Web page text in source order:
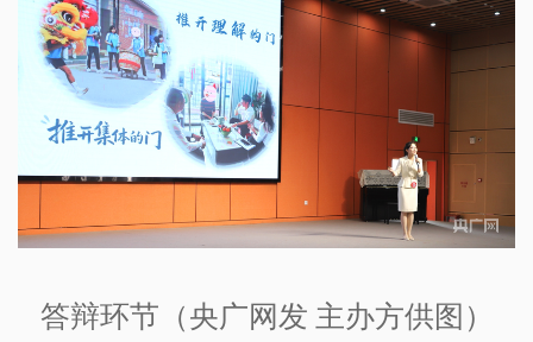
答辩环节（央广网发 主办方供图）